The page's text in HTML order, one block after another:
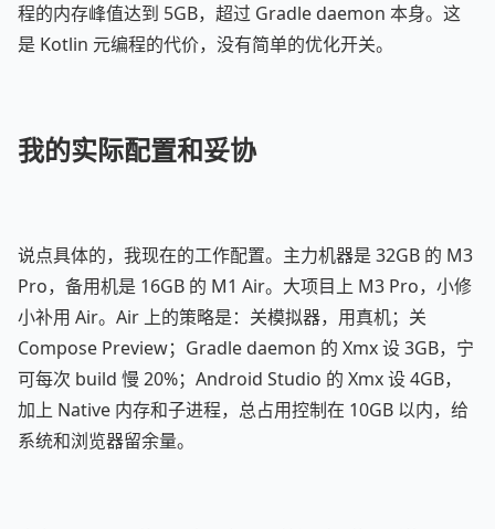
程的内存峰值达到 5GB，超过 Gradle daemon 本身。这
是 Kotlin 元编程的代价，没有简单的优化开关。
我的实际配置和妥协
说点具体的，我现在的工作配置。主力机器是 32GB 的 M3
Pro，备用机是 16GB 的 M1 Air。大项目上 M3 Pro，小修
小补用 Air。Air 上的策略是：关模拟器，用真机；关
Compose Preview；Gradle daemon 的 Xmx 设 3GB，宁
可每次 build 慢 20%；Android Studio 的 Xmx 设 4GB，
加上 Native 内存和子进程，总占用控制在 10GB 以内，给
系统和浏览器留余量。